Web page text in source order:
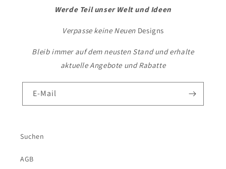
Werde Teil unser Welt und Ideen
Verpasse keine Neuen Designs
Bleib immer auf dem neusten Stand und erhalte
aktuelle Angebote und Rabatte
E-Mail
Suchen
AGB